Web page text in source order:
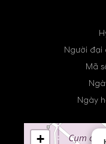
Người đại
Mã
Ngày
+